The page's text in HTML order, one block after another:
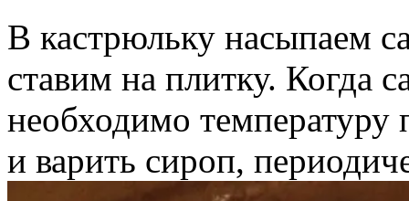
В кастрюльку насыпаем
ставим на плитку. Когда
необходимо
и варить сироп,